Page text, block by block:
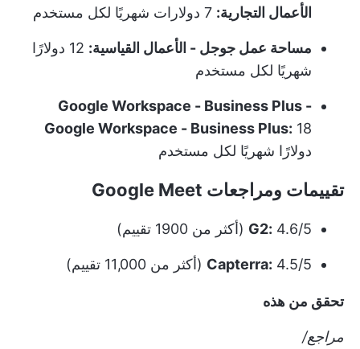
الأعمال التجارية:
مساحة عمل جوجل - الأعمال القياسية:
12 دولارًا
شهريًا لكل مستخدم
Google Workspace - Business Plus -
Google Workspace - Business Plus: 18
دولارًا شهريًا لكل مستخدم
تقييمات ومراجعات Google Meet
G2: 4.6/5 (أكثر من 1900 تقييم)
Capterra: 4.5/5 (أكثر من 11,000 تقييم)
تحقق من هذه
مراجع/